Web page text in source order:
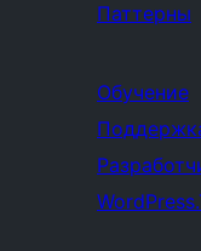
Паттерны
Обучение